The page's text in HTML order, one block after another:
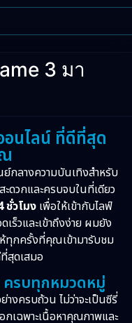
3 มา
นไลน์ ที่ดีที่สุด
ลางความบันเทิงสำหรับ
ะดวกและครบจบในที่เดียว
ชั่วโมง เพื่อให้เข้ากับไลฟ์
ร็วและเข้าถึงง่าย ผมยัง
ทุกครั้งที่คุณเข้ามารับชม
สุดเสมอ
ครบทุกหมวดหมู่
ย่างครบถ้วน ไม่ว่าจะเป็นซีรี่
เฉพาะเนื้อหาคุณภาพและ